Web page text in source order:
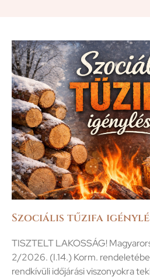
Szociális tűzifa
TISZTELT LAKOSSÁG!
2/2026. (I.14.) Korm.
rendkívüli időjárási viszonyokra